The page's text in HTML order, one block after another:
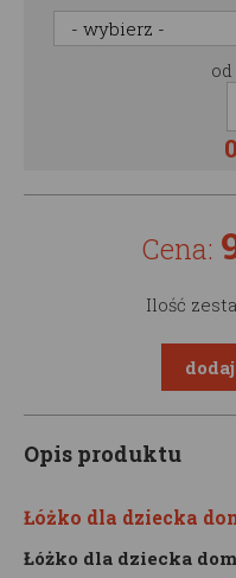
od
Cena:
Ilość
Opis produktu
Łóżko dla dziecka
Łóżko dla dziecka